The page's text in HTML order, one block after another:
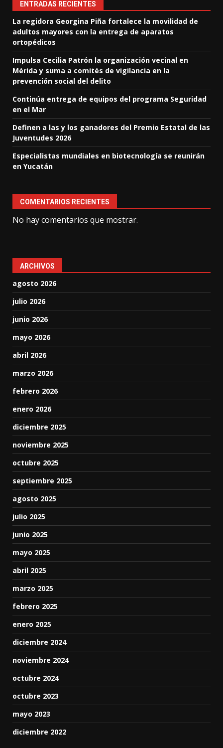
ENTRADAS RECIENTES
La regidora Georgina Piña fortalece la movilidad de
adultos mayores con la entrega de aparatos
ortopédicos
Impulsa Cecilia Patrón la organización vecinal en
Mérida y suma a comités de vigilancia en la
prevención social del delito
Continúa entrega de equipos del programa Seguridad
en el Mar
Definen a las y los ganadores del Premio Estatal de las
Juventudes 2026
Especialistas mundiales en biotecnología se reunirán
en Yucatán
COMENTARIOS RECIENTES
No hay comentarios que mostrar.
ARCHIVOS
agosto 2026
julio 2026
junio 2026
mayo 2026
abril 2026
marzo 2026
febrero 2026
enero 2026
diciembre 2025
noviembre 2025
octubre 2025
septiembre 2025
agosto 2025
julio 2025
junio 2025
mayo 2025
abril 2025
marzo 2025
febrero 2025
enero 2025
diciembre 2024
noviembre 2024
octubre 2024
octubre 2023
mayo 2023
diciembre 2022